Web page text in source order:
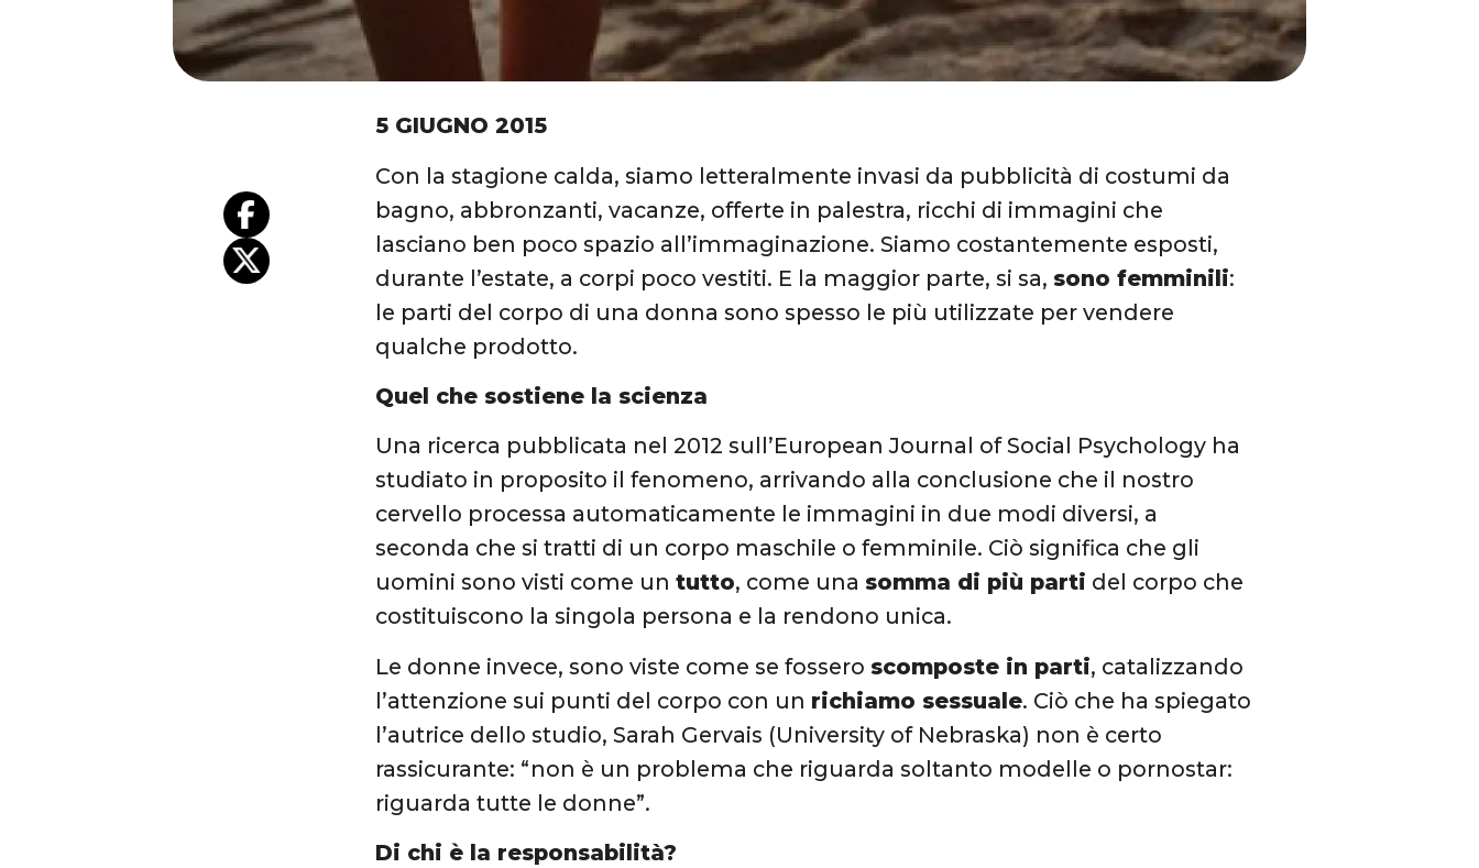
5 GIUGNO 2015
Con la stagione calda, siamo letteralmente invasi da pubblicità di costumi da
bagno, abbronzanti, vacanze, offerte in palestra, ricchi di immagini che
lasciano ben poco spazio all’immaginazione. Siamo costantemente esposti,
durante l’estate, a corpi poco vestiti. E la maggior parte, si sa, sono femminili:
le parti del corpo di una donna sono spesso le più utilizzate per vendere
qualche prodotto.
Quel che sostiene la scienza
Una ricerca pubblicata nel 2012 sull’European Journal of Social Psychology ha
studiato in proposito il fenomeno, arrivando alla conclusione che il nostro
cervello processa automaticamente le immagini in due modi diversi, a
seconda che si tratti di un corpo maschile o femminile. Ciò significa che gli
uomini sono visti come untutto, come una somma di più parti del corpo che
costituiscono la singola persona e la rendono unica.
Le donne invece, sono viste come se fossero scomposte in parti, catalizzando
l’attenzione sui punti del corpo con un richiamo sessuale. Ciò che ha spiegato
l’autrice dello studio, Sarah Gervais (University of Nebraska) non è certo
rassicurante: “non è un problema che riguarda soltanto modelle o pornostar:
riguarda tutte le donne”.
Di chi è la responsabilità?